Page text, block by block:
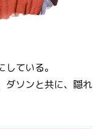
ている。
ダソンと共に、隠れ